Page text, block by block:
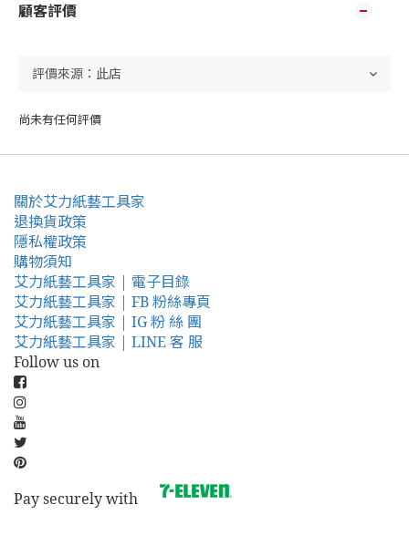
顧客評價
尚未有任何評價
關於艾力紙藝工具家
退換貨政策
隱私權政策
購物須知
艾力紙藝工具家 | 電子目錄
艾力紙藝工具家 | FB 粉絲專頁
艾力紙藝工具家 | IG 粉 絲 團
艾力紙藝工具家 | LINE 客 服
Follow us on
Pay securely with